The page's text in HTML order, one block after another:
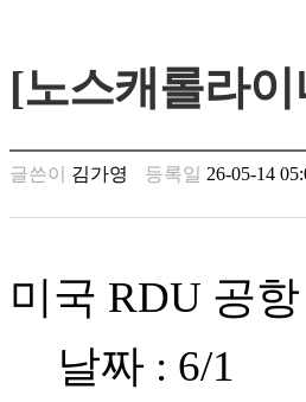
남
찾
은
꼴
크
넷
[노스캐롤라
글쓴이 김가영 등록일 26-05-14
미국 RDU 공
날짜 : 6/1